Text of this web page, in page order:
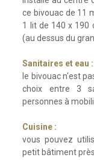
ce bivouac de 11
1 lit de 140 x 190
(au dessus du
Sanitaires et eau :
le bivouac n'est
choix entre 3
personnes à
Cuisine :
vous pouvez
petit bâtiment